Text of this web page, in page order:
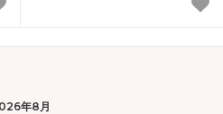
年8月